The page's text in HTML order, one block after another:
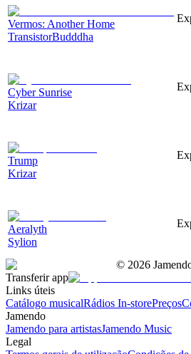
Vermos: Another Home
TransistorBudddha
Cyber Sunrise
Krizar
Trump
Krizar
Aeralyth
Sylion
© 2026
Transferir app
Links úteis
Catálogo musicalRádios In-storePreços
Jamendo
Jamendo para artistasJamendo Music
Legal